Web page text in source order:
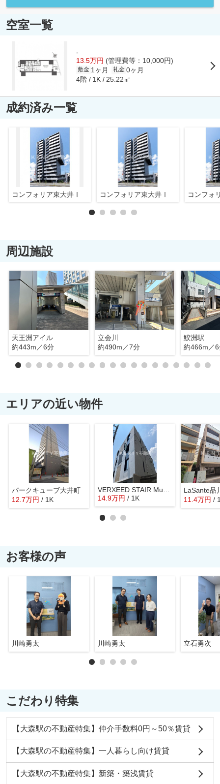
空室一覧
-
13.5万円 (管理費等：10,000円)
敷金 1ヶ月 礼金 0ヶ月
4階 1K 25.22㎡
成約済み一覧
コンフォリア東大井Ⅰ コンフォリア東大井Ⅰ コンフォ
周辺施設
天王洲アイル
約443m／6分
立会川
約490m／7分
鮫洲駅
約466m／
エリアの近い物件
パークキューブ大井町
12.7万円 / 1K
VERXEED STAIR Musashi-koyama
14.9万円 / 1K 11.4万円 /
お客様の声
川崎勇太 川崎勇太 立石勇次
こだわり特集
【大森駅の不動産特集】仲介手数料0円～50％賃貸
【大森駅の不動産特集】一人暮らし向け賃貸
【大森駅の不動産特集】新築・築浅賃貸